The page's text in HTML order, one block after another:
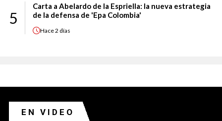
5
Carta a Abelardo de la Espriella: la nueva estrategia
de la defensa de 'Epa Colombia'
Hace2 días
EN VIDEO